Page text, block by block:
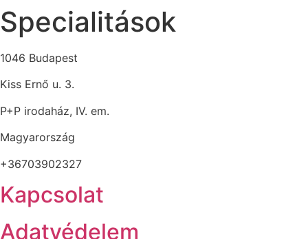
Specialitások
1046 Budapest
Kiss Ernő u. 3.
P+P irodaház, IV. em.
Magyarország
+36703902327
Kapcsolat
Adatvédelem